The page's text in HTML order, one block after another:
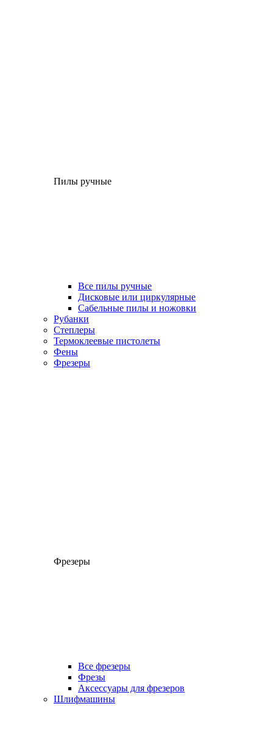
Пилы ручные
Все пилы ручные
Дисковые или циркулярные
Сабельные пилы и ножовки
Рубанки
Степлеры
Термоклеевые пистолеты
Фены
Фрезеры
Фрезеры
Все фрезеры
Фрезы
Аксессуары для фрезеров
Шлифмашины